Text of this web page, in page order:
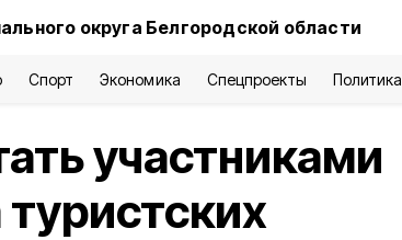
округа Белгородской области
Спорт Экономика Спецпроекты Политика
участниками